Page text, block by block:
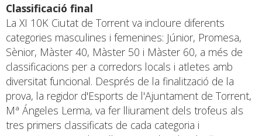
Classificació final
La XI 10K Ciutat de Torrent va incloure diferents
categories masculines i femenines: Júnior, Promesa,
Sènior, Màster 40, Màster 50 i Màster 60, a més de
classificacions per a corredors locals i atletes amb
diversitat funcional. Després de la finalització de la
prova, la regidor d'Esports de l'Ajuntament de Torrent,
Mª Ángeles Lerma, va fer lliurament dels trofeus als
tres primers classificats de cada categoria i